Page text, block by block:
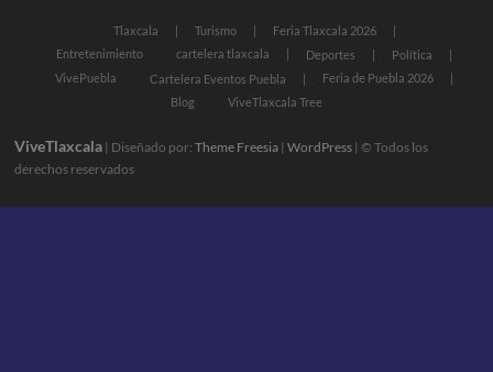
Tlaxcala Turismo
Feria Tlaxcala 2026
Entretenimiento
cartelera tlaxcala Deportes
Política
VivePuebla
Cartelera Eventos Puebla
Feria de Puebla 2026
Blog
ViveTlaxcala Tree
ViveTlaxcala | Diseñado por:Theme Freesia |WordPress | © Todos los
derechos reservados